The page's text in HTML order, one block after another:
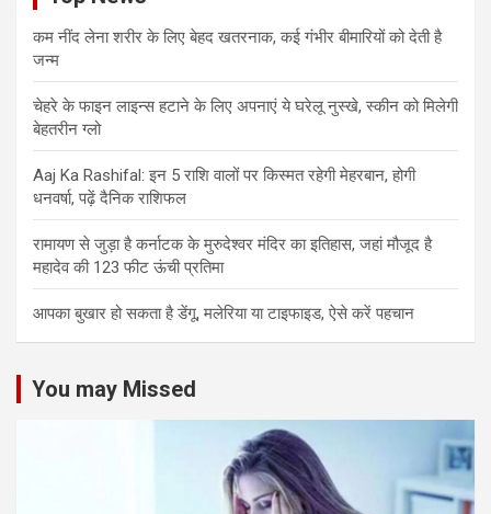
कम नींद लेना शरीर के लिए बेहद खतरनाक, कई गंभीर बीमारियों को देती है
जन्म
चेहरे के फाइन लाइन्स हटाने के लिए अपनाएं ये घरेलू नुस्खे, स्कीन को मिलेगी
बेहतरीन ग्लो
Aaj Ka Rashifal: इन 5 राशि वालों पर किस्मत रहेगी मेहरबान, होगी
धनवर्षा, पढ़ें दैनिक राशिफल
रामायण से जुड़ा है कर्नाटक के मुरुदेश्वर मंदिर का इतिहास, जहां मौजूद है
महादेव की 123 फीट ऊंची प्रतिमा
आपका बुखार हो सकता है डेंगू, मलेरिया या टाइफाइड, ऐसे करें पहचान
You may Missed